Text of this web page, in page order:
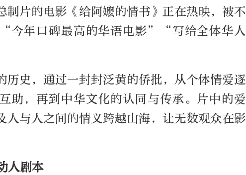
制片的电影《给阿嬷的情书》正在热映，被不
今年口碑最高的华语电影”“写给全体华人
历史，通过一封封泛黄的侨批，从个体情爱逐
助，再到中华文化的认同与传承。片中的爱
人与人之间的情义跨越山海，让无数观众在影
人剧本